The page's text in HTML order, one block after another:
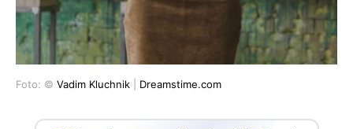
Foto: © Vadim Kluchnik Dreamstime.com